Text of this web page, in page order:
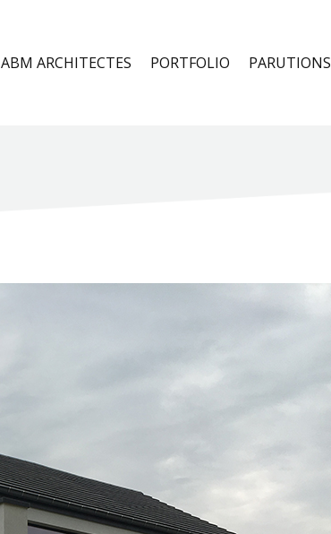
ABM ARCHITECTES PORTFOLIO PARUTIONS